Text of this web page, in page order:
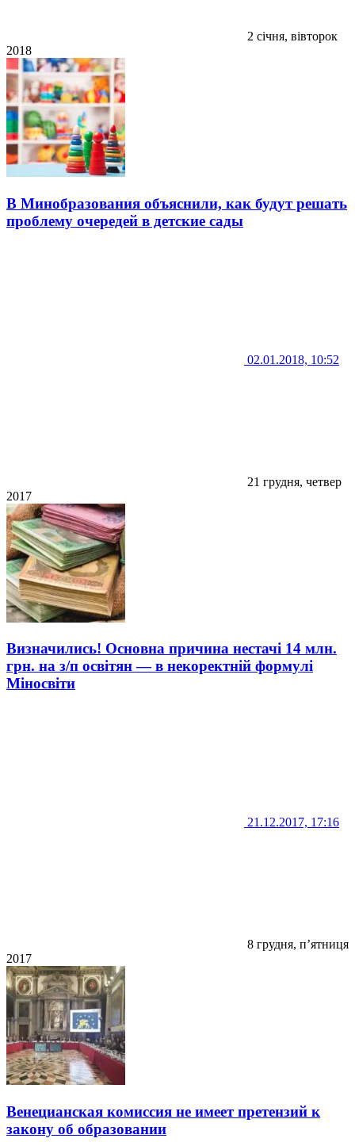
2 січня, вівторок
2018
В Минобразования объяснили, как будут решать
проблему очередей в детские сады
02.01.2018, 10:52
21 грудня, четвер
2017
Визначились! Основна причина нестачі 14 млн.
грн. на з/п освітян — в некоректній формулі
Міносвіти
21.12.2017, 17:16
8 грудня, п’ятниця
2017
Венецианская комиссия не имеет претензий к
закону об образовании